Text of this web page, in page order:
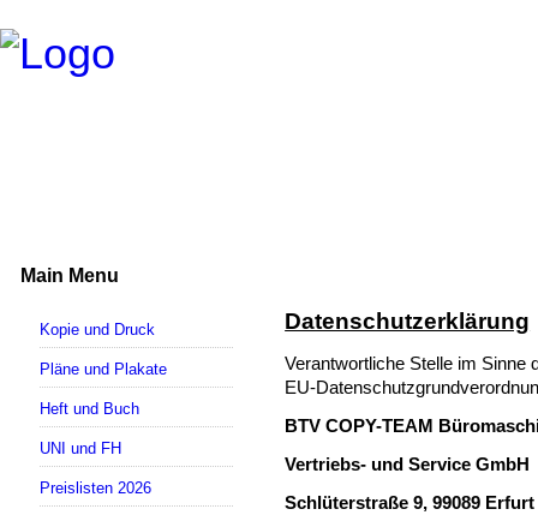
Main Menu
Kopie und Druck
Pläne und Plakate
Heft und Buch
UNI und FH
Preislisten 2026
Datenschutzerklärung
Verantwortliche Stelle im Sinne
EU-
BTV COPY-TEAM
Vertriebs- und Service GmbH
Schlüterstraße 9, 99089 Erfurt